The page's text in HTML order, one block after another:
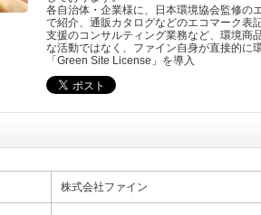
各自治体・企業様に、日本環境協会監修の
で紹介、通販カタログなどのエコマーク表
支援のコンサルティング業務など、環境商
な活動ではなく、ファイン自身が直接的に
「Green Site License」を導入
株式会社ファイン